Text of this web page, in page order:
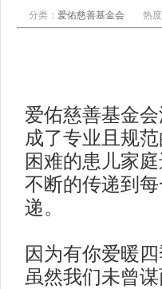
分类： 爱佑慈善基金会 热
爱佑慈善基金
成了专业且规
困难的患儿家
不断的传递到
递。
因为有你爱暖
虽然我们未曾